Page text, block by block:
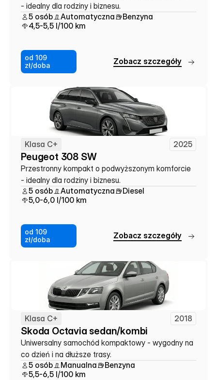
- idealny dla rodziny i biznesu.
5 osób
Automatyczna
Benzyna
4,5-5,5 l/100 km
od 109
zł/doba
Zobacz szczegóły
Klasa C+ 2025
Peugeot 308 SW
Przestronny kompakt o podwyższonym komforcie
- idealny dla rodziny i biznesu.
5 osób
Automatyczna
Diesel
5,0-6,0 l/100 km
od 109
zł/doba
Zobacz szczegóły
Klasa C+ 2018
Skoda Octavia sedan/kombi
Uniwersalny samochód kompaktowy - wygodny na
co dzień i na dłuższe trasy.
5 osób
Manualna
Benzyna
5,5-6,5 l/100 km